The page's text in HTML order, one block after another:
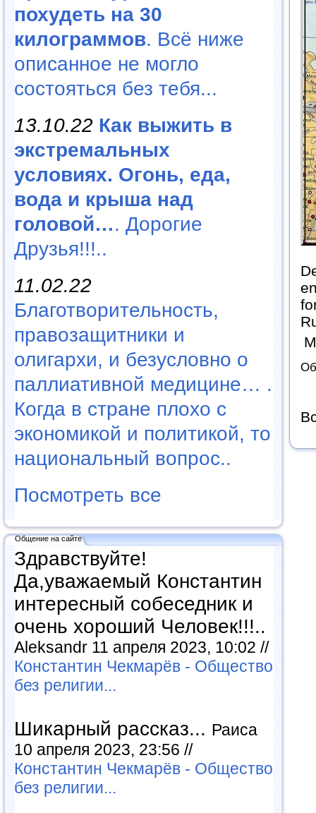
похудеть на 30
килограммов. Всё ниже
описанное не могло
состояться без тебя...
13.10.22 Как выжить в
экстремальных
условиях. Огонь, еда,
вода и крыша над
головой…. Дорогие
Друзья!!!..
11.02.22
Благотворительность,
правозащитники и
олигархи, и безусловно о
паллиативной медицине… .
Когда в стране плохо с
экономикой и политикой, то
национальный вопрос..
Посмотреть все
Общение на сайте
Здравствуйте!
Да,уважаемый Константин
интересный собеседник и
очень хороший Человек!!!..
Aleksandr 11 апреля 2023, 10:02 //
Константин Чекмарёв - Общество
без религии...
Шикарный рассказ... Раиса
10 апреля 2023, 23:56 //
Константин Чекмарёв - Общество
без религии...